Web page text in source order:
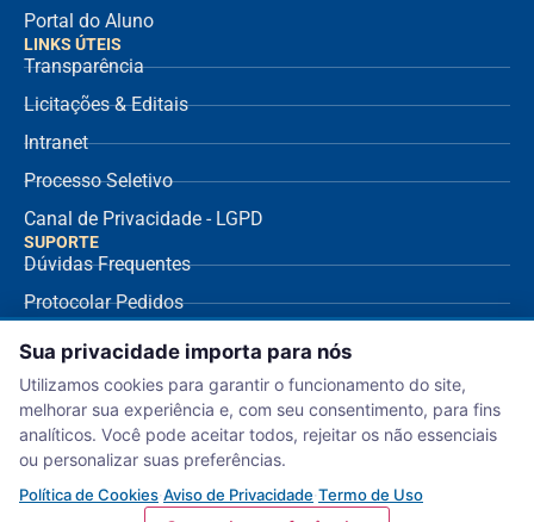
Portal do Aluno
LINKS ÚTEIS
Transparência
Licitações & Editais
Intranet
Processo Seletivo
Canal de Privacidade - LGPD
SUPORTE
Dúvidas Frequentes
Protocolar Pedidos
Envio de NF Fornecedor
Ouvidoria
Aviso de Privacidade
Termo de Uso
Política de Cookies
Sua privacidade importa para nós
Utilizamos cookies para garantir o funcionamento do site,
melhorar sua experiência e, com seu consentimento, para fins
analíticos. Você pode aceitar todos, rejeitar os não essenciais
ou personalizar suas preferências.
Política de Cookies·Aviso de Privacidade·Termo de Uso